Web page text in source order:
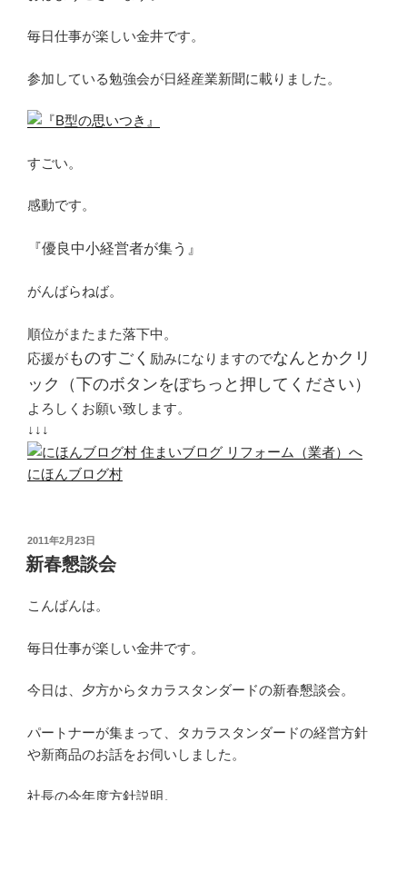
毎日仕事が楽しい金井です。
参加している勉強会が日経産業新聞に載りました。
すごい。
感動です。
『優良中小経営者が集う』
がんばらねば。
順位がまたまた落下中。
応援がものすごく 励みになりますのでなんとかクリ
ック（下のボタンをぽちっと押してください）
よろしくお願い致します。
↓↓↓
にほんブログ村
投
稿
日:
2011年2月23日
新春懇談会
こんばんは。
毎日仕事が楽しい金井です。
今日は、夕方からタカラスタンダードの新春懇談会。
パートナーが集まって、タカラスタンダードの経営方針
や新商品のお話をお伺いしました。
社長の今年度方針説明。